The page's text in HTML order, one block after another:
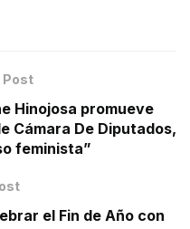
Post
Hinojosa promueve
Cámara De Diputados,
feminista”
el Fin de Año con